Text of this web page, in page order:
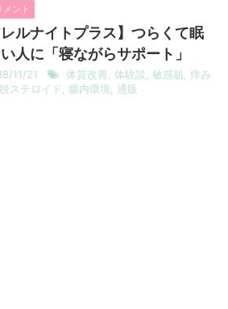
メント
レルナイトプラス】つらくて眠
人に「寝ながらサポート」
11/21 体質改善 体験談 敏感肌 痒み
脱ステロイド 腸内環境 通販